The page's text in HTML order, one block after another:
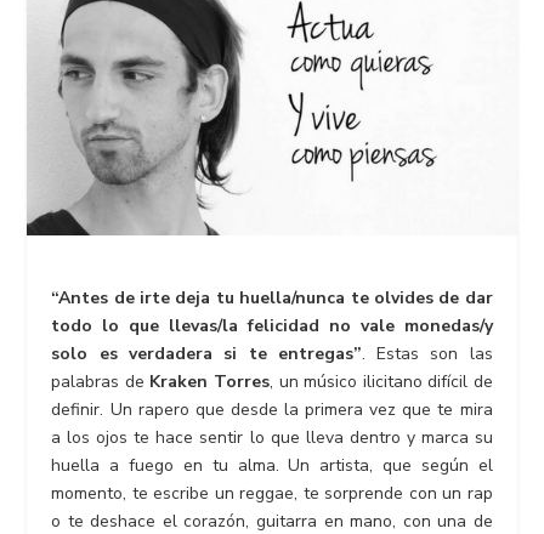
“Antes de irte deja tu huella/nunca te olvides de dar
todo lo que llevas/la felicidad no vale monedas/y
solo es verdadera si te entregas”. Estas son las
palabras de Kraken Torres, un músico ilicitano difícil de
definir. Un rapero que desde la primera vez que te mira
a los ojos te hace sentir lo que lleva dentro y marca su
huella a fuego en tu alma. Un artista, que según el
momento, te escribe un reggae, te sorprende con un rap
o te deshace el corazón, guitarra en mano, con una de